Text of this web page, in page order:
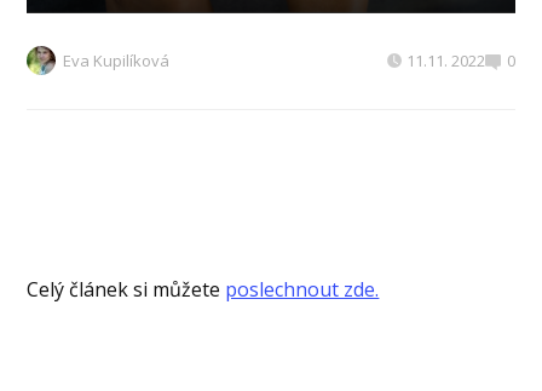
Eva Kupilíková 11.11. 2022 0
Celý článek si můžete poslechnout zde.